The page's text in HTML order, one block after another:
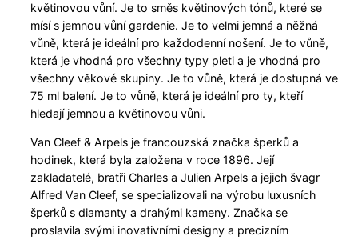
květinovou vůní. Je to směs květinových tónů, které se
mísí s jemnou vůní gardenie. Je to velmi jemná a něžná
vůně, která je ideální pro každodenní nošení. Je to vůně,
která je vhodná pro všechny typy pleti a je vhodná pro
všechny věkové skupiny. Je to vůně, která je dostupná ve
75 ml balení. Je to vůně, která je ideální pro ty, kteří
hledají jemnou a květinovou vůni.
Van Cleef & Arpels je francouzská značka šperků a
hodinek, která byla založena v roce 1896. Její
zakladatelé, bratři Charles a Julien Arpels a jejich švagr
Alfred Van Cleef, se specializovali na výrobu luxusních
šperků s diamanty a drahými kameny. Značka se
proslavila svými inovativními designy a precizním